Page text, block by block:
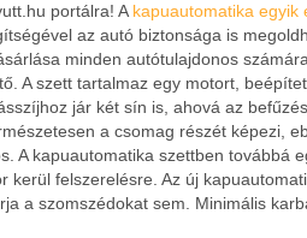
portálra! A kapuautomatika egyik
az autó biztonsága is
minden autótulajdonos
A szett tartalmaz egy motort,
jár két sín is, ahová az
a csomag részét képezi,
A kapuautomatika szettben továbbá
kerül felszerelésre. Az új
a szomszédokat sem. Minimális